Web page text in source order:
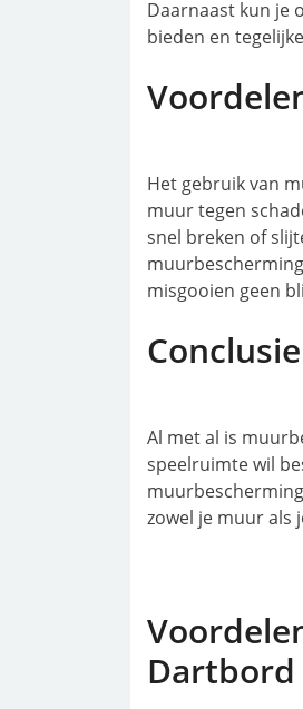
Daarnaast kun je
bieden en
Het gebruik van
muur tegen
snel breken of
misgooien geen
Conclusie
Al met al is
speelruimte wil
zowel je muur als
Dartbord